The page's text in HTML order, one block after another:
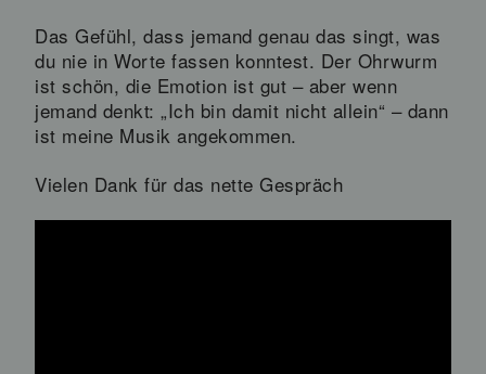
Das Gefühl, dass jemand genau das singt, was
du nie in Worte fassen konntest. Der Ohrwurm
ist schön, die Emotion ist gut – aber wenn
jemand denkt: „Ich bin damit nicht allein“ – dann
ist meine Musik angekommen.
Vielen Dank für das nette Gespräch